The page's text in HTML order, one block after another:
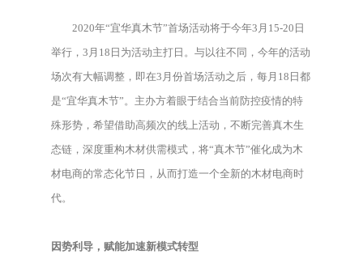
2020年“宜华真木节”首场活动将于今年3月15-20日
举行，3月18日为活动主打日。与以往不同，今年的活动
场次有大幅调整，即在3月份首场活动之后，每月18日都
是“宜华真木节”。主办方着眼于结合当前防控疫情的特
殊形势，希望借助高频次的线上活动，不断完善真木生
态链，深度重构木材供需模式，将“真木节”催化成为木
材电商的常态化节日，从而打造一个全新的木材电商时
代。
因势利导，赋能加速新模式转型